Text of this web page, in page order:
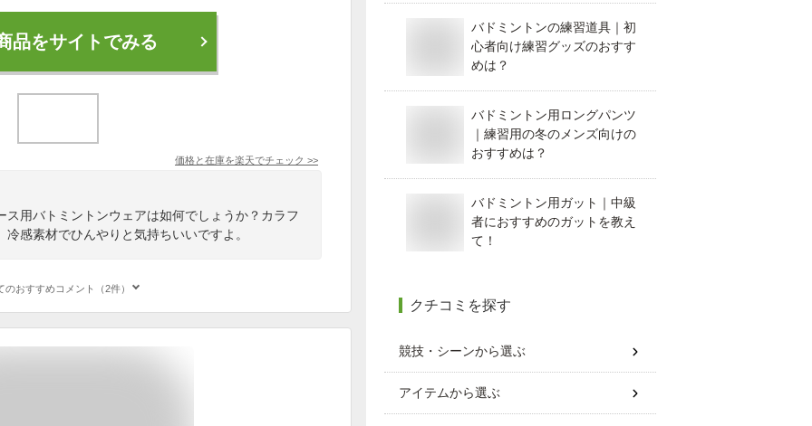
品をサイトでみる
価格と在庫を楽天でチェック >>
用バトミントンウェアは如何でしょうか？カラフ
感素材でひんやりと気持ちいいですよ。
のおすすめコメント（2件）
バドミントンの練習道具｜初
心者向け練習グッズのおすす
めは？
バドミントン用ロングパンツ
｜練習用の冬のメンズ向けの
おすすめは？
バドミントン用ガット｜中級
者におすすめのガットを教え
て！
クチコミを探す
競技・シーンから選ぶ
アイテムから選ぶ